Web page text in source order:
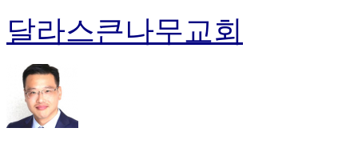
달라스큰나무교회